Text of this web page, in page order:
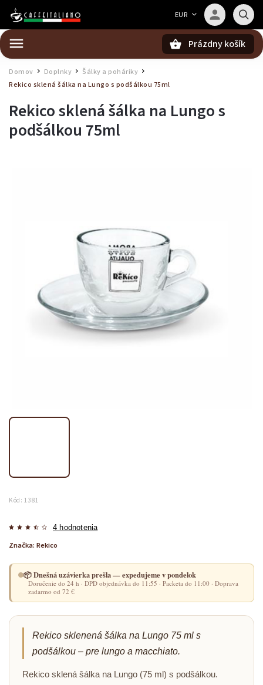
EUR
Prázdny košík
Domov Doplnky / Šálky a poháriky /
Rekico sklená šálka na Lungo s podšálkou 75ml
Rekico sklená šálka na Lungo s
podšálkou 75ml
Kód: 1381
4 hodnotenia
Značka: Rekico
📦 Dnešná uzávierka prešla — expedujeme v pondelok
Doručenie do 24 h · DPD objednávka do 11:55 · Packeta do 11:00 · Doprava
zadarmo od 72 €
Rekico sklenená šálka na Lungo 75 ml s
podšálkou – pre lungo a macchiato.
Rekico sklená šálka na Lungo (75 ml) s podšálkou.
Barista — poradca Caffeitaliano